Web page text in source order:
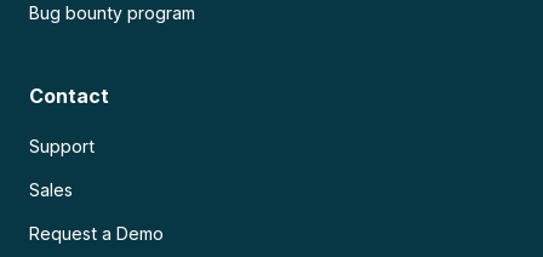
Bug bounty program
Contact
Support
Sales
Request a Demo